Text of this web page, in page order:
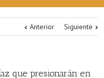
Anterior Siguiente
que presionarán en